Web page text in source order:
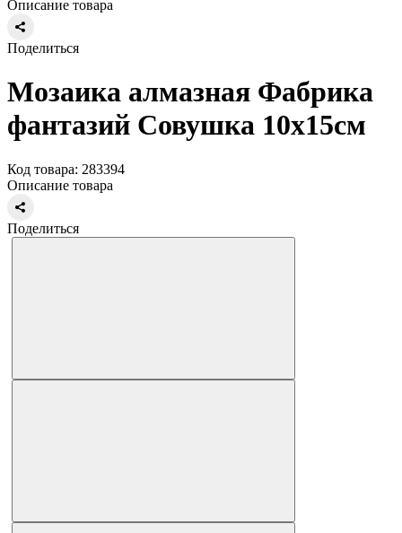
Описание товара
Поделиться
Мозаика алмазная Фабрика
фантазий Совушка 10х15см
Код товара: 283394
Описание товара
Поделиться